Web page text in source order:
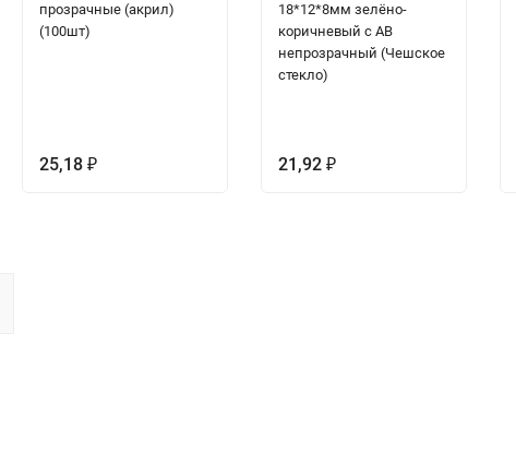
прозрачные (акрил)
(100шт)
25,18 ₽
18*12*8мм зелёно-
коричневый с АВ
непрозрачный (Чешское
стекло)
21,92 ₽